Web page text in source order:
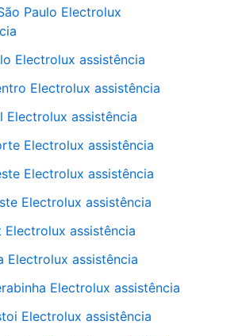
Paulo Electrolux
Electrolux assistência
Electrolux assistência
Electrolux assistência
Electrolux assistência
Electrolux assistência
Electrolux assistência
Electrolux assistência
Electrolux assistência
Electrolux assistência
Electrolux assistência